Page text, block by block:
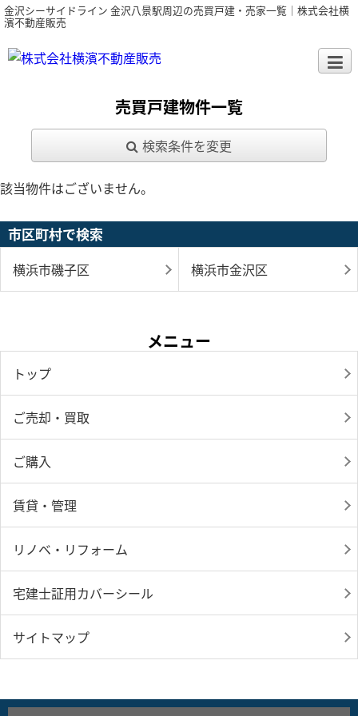
金沢シーサイドライン 金沢八景駅周辺の売買戸建・売家一覧｜株式会社横
濱不動産販売
売買戸建物件一覧
検索条件を変更
該当物件はございません。
市区町村で検索
横浜市磯子区 横浜市金沢区
メニュー
トップ
ご売却・買取
ご購入
賃貸・管理
リノベ・リフォーム
宅建士証用カバーシール
サイトマップ